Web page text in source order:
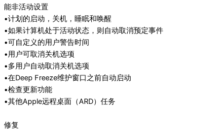
能非活动设置
•计划的启动，关机，睡眠和唤醒
•如果计算机处于活动状态，则自动取消预定事件
•可自定义的用户警告时间
•用户可取消关机选项
•多用户自动取消关机选项
•在Deep Freeze维护窗口之前自动启动
•检查更新功能
•其他Apple远程桌面（ARD）任务
修复